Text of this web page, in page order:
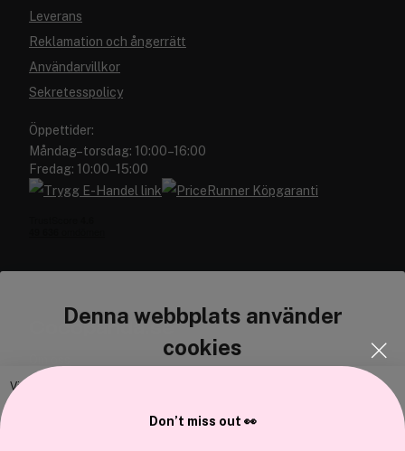
Denna webbplats använder
cookies
Vi använder enhetsidentifierare för att anpassa innehållet och
Leverans
Reklamation och ångerrätt
Användarvillkor
Sekretesspolicy
Öppettider:
Måndag–torsdag: 10:00–16:00
Fredag: 10:00–15:00
Cocopanda.se
Don’t miss out 👀